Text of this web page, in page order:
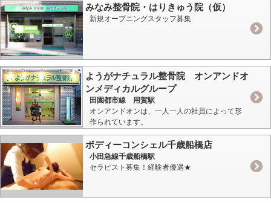
みなみ整骨院・はりきゅう院（仮）
新規オープニングスタッフ募集
ようがナチュラル整骨院 オンアンドオ
ンメディカルグループ
田園都市線 用賀駅
オンアンドオンは、一人一人の社員によって形
作られています。
ボディーコンシェル千歳船橋店
小田急線千歳船橋駅
セラピスト募集！経験者優遇★